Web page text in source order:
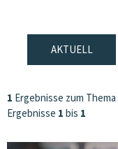
AKTUELL
1 Ergebnisse zum Thema
Ergebnisse 1 bis 1